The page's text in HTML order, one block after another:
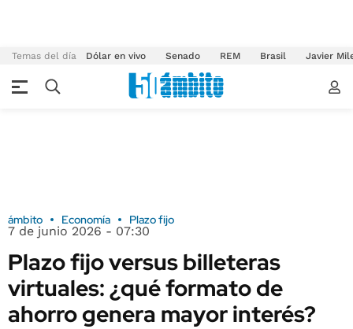
Temas del día Dólar en vivo Senado REM Brasil Javier
ámbito Economía Plazo fijo
7 de junio 2026 - 07:30
Plazo fijo versus billeteras
virtuales: ¿qué formato de
ahorro genera mayor interés?